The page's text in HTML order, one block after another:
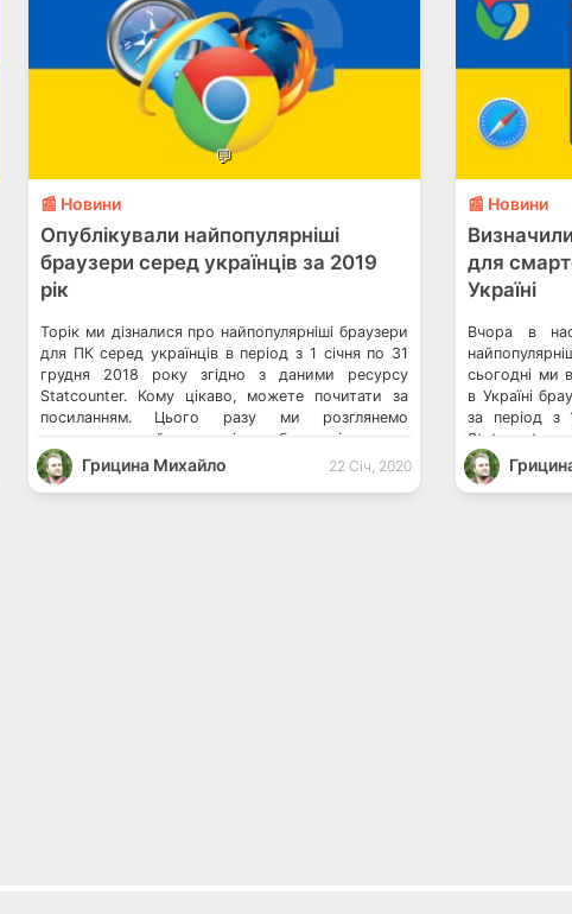
💬
📰 Новини
Опублікували найпопулярніші
браузери серед українців за 2019
рік
Торік ми дізналися про найпопулярніші браузери
для ПК серед українців в період з 1 січня по 31
грудня 2018 року згідно з даними ресурсу
Statcounter. Кому цікаво, можете почитати за
посиланням. Цього разу ми розглянемо
статистику найпопулярніших браузерів серед
українців за цілий 2019 рік. Згідно з даними
Statcounter, найпопулярнішим браузером
Грицина Михайло 22 Січ, 2020
📰 Новини
для
Україні
Вчора в
сьогодні ми
в Україні
за період з
Statcounter
для ПК в